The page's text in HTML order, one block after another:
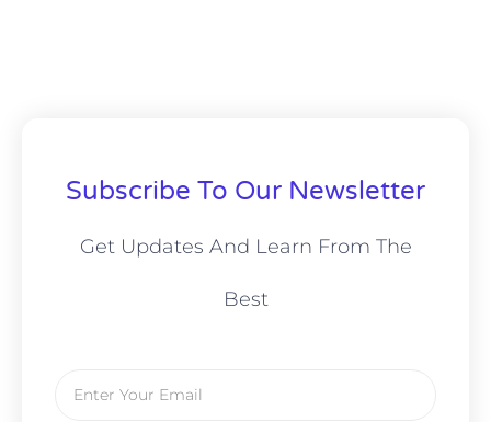
Subscribe To Our Newsletter
Get Updates And Learn From The
Best